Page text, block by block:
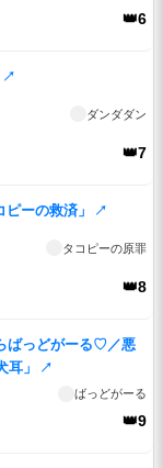
👑6
↗
ダンダダン
👑7
ーの救済」 ↗
タコピーの原罪
👑8
ばっどがーる♡／悪
」
↗
ばっどがーる
👑9